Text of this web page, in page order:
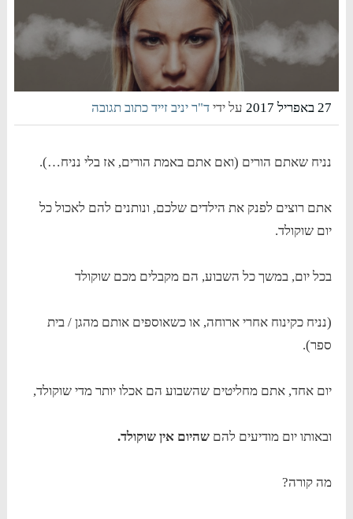
27 באפריל 2017 על ידיד"ר יניב זייד כתוב תגובה
נניח שאתם הורים (ואם אתם באמת הורים, אז בלי נניח…).
אתם רוצים לפנק את הילדים שלכם, ונותנים להם לאכול כל
יום שוקולד.
בכל יום, במשך כל השבוע, הם מקבלים מכם שוקולד
(נניח כקינוח אחרי ארוחה, או כשאוספים אותם מהגן / בית
ספר).
יום אחד, אתם מחליטים שהשבוע הם אכלו יותר מדי שוקולד,
ובאותו יום מודיעים להםשהיום אין שוקולד.
מה קורה?